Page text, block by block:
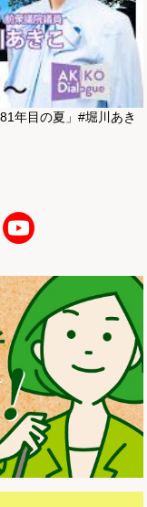
年目の夏」#堀川あき